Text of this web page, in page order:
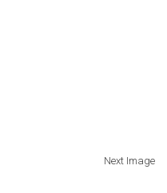
Next Image